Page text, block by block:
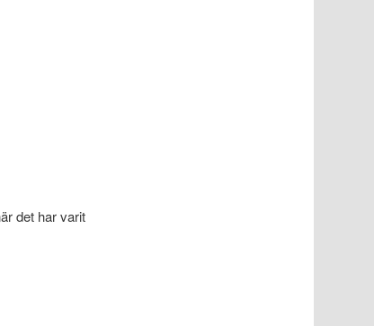
det har varit